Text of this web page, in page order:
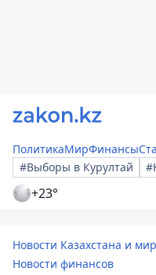
ПолитикаМирФинансы
#Выборы в Курултай
+23°
Новости Казахстана и
Новости финансов